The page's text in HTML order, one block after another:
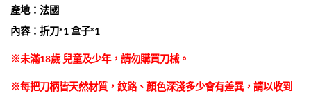
產地：法國
內容：折刀*1 盒子*1
※未滿18歲 兒童及少年，請勿購買刀械。
※每把刀柄皆天然材質，紋路、顏色深淺多少會有差異，請以收到